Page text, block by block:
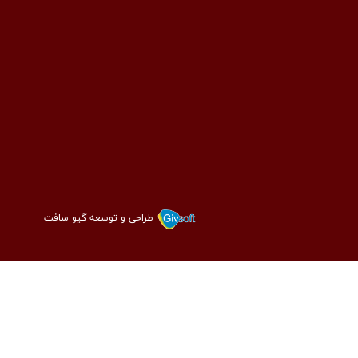
طراحی و توسعه گیو سافت